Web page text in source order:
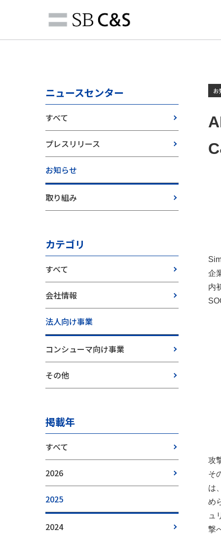
お
企
内
攻
そ
は
め
ュ
撃
ニュースセンター
すべて
プレスリリース
お知らせ
取り組み
カテゴリ
すべて
会社情報
法人向け事業
コンシューマ向け事業
その他
掲載年
すべて
2026
2025
2024